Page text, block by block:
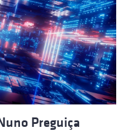
Preguiça